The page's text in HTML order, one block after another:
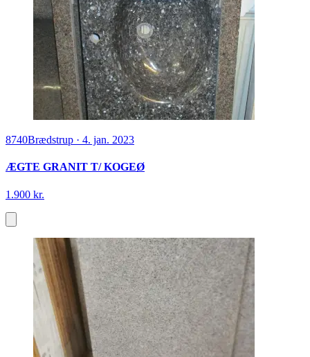
8740Brædstrup · 4. jan. 2023
ÆGTE GRANIT T/ KOGEØ
1.900 kr.